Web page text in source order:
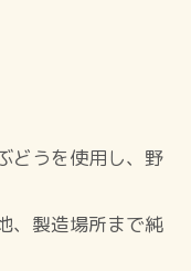
どうを使用し、野
、製造場所まで純